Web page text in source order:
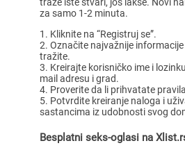
za samo 1-2 minuta.
Kliknite na “Registruj se”.
Označite najvažnije
tražite.
Kreirajte korisničko ime i
mail adresu i grad.
Proverite da li prihvatate
Potvrdite kreiranje naloga i
sastancima iz udobnosti svog
Besplatni seks-oglasi na